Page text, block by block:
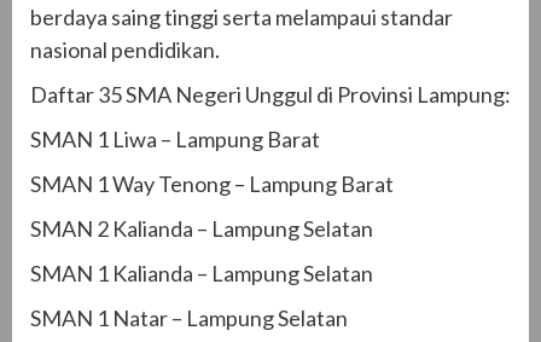
berdaya saing tinggi serta melampaui standar
nasional pendidikan.
Daftar 35 SMA Negeri Unggul di Provinsi Lampung:
SMAN 1 Liwa – Lampung Barat
SMAN 1 Way Tenong – Lampung Barat
SMAN 2 Kalianda – Lampung Selatan
SMAN 1 Kalianda – Lampung Selatan
SMAN 1 Natar – Lampung Selatan